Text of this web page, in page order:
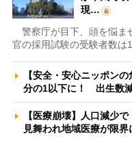
現…
警察庁が目下、頭を悩ま
官の採用試験の受験者数
【安全・安心ニッポン
分の1以下に！ 出生数
【医療崩壊】人口減少
見舞われ地域医療が限